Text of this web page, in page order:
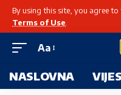
By using this site, you agree to
Terms of Use
Aa
NASLOVNA